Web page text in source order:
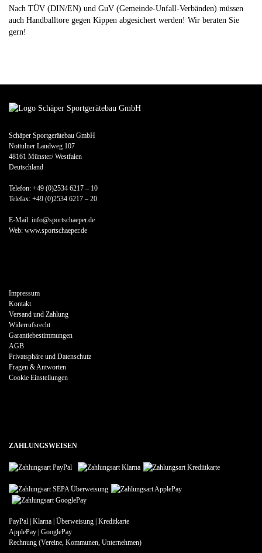
Nach TÜV (DIN/EN) und GuV (Gemeinde-Unfall-Verbänden) müssen
auch Handballtore gegen Kippen abgesichert werden! Wir beraten Sie
gern!
Schäper Sportgerätebau GmbH
Nottulner Landweg 107
48161 Münster/ Westfalen
Deutschland
Telefon: +49 (0)2534 6217 – 10
Telefax: +49 (0)2534 6217 – 20
E-Mail: info@sportschaeper.de
Web: www.sportschaeper.de
Impressum
Kontakt
Versand und Zahlung
Widerrufsrecht
Garantiebestimmungen
AGB
Privatsphäre und Datenschutz
Fragen & Antworten
Cookie Einstellungen
ZAHLUNGSWEISEN
PayPal | Klarna | Überweisung | Kreditkarte
ApplePay | GooglePay
Rechnung (Vereine, Kommunen, Unternehmen)